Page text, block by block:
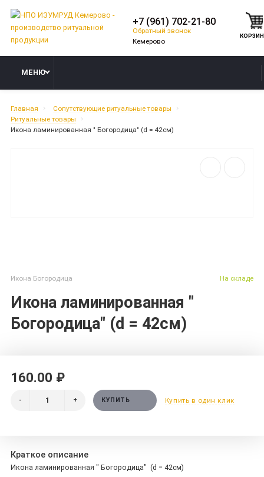
+7 (961) 702-21-80
Обратный звонок
МЕНЮ
Главная
Сопутствующие ритуальные товары
Ритуальные товары
Икона ламинированная " Богородица" (d = 42см)
Икона Богородица
Икона ламинированная "
Богородица" (d = 42см)
На складе
160.00 ₽
- + КУПИТЬ Купить в один клик
Краткое описание
Икона ламинированная " Богородица" (d = 42см)